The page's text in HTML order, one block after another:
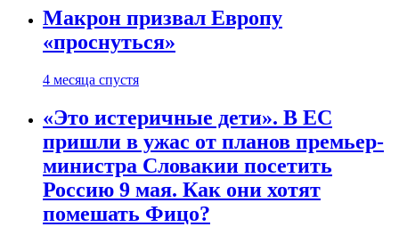
Макрон призвал Европу
«проснуться»
4 месяца спустя
«Это истеричные дети». В ЕС
пришли в ужас от планов премьер-
министра Словакии посетить
Россию 9 мая. Как они хотят
помешать Фицо?